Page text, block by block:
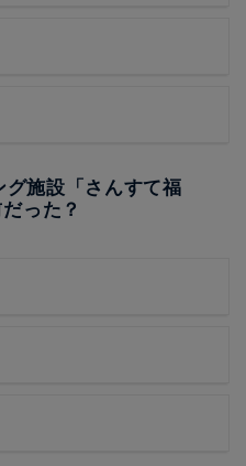
施設「さんすて福
った？